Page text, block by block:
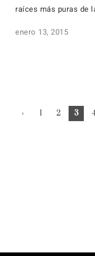
raíces más puras de
enero 13, 2015
‹
1 2 3